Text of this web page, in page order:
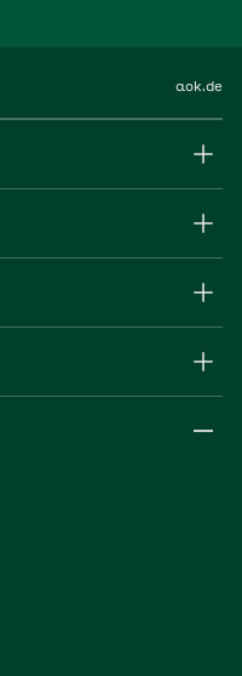
aok.de